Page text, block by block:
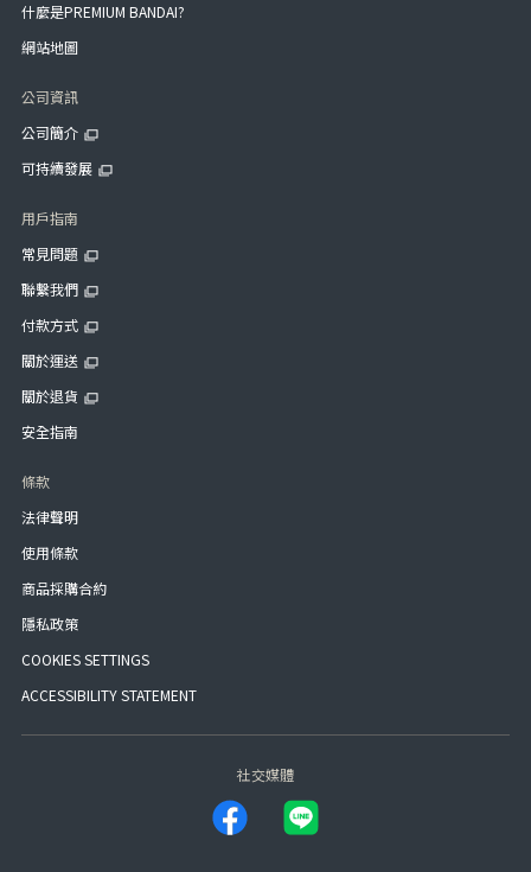
什麼是PREMIUM BANDAI?
網站地圖
公司資訊
公司簡介
可持續發展
用戶指南
常見問題
聯繫我們
付款方式
關於運送
關於退貨
安全指南
條款
法律聲明
使用條款
商品採購合約
隱私政策
COOKIES SETTINGS
ACCESSIBILITY STATEMENT
社交媒體